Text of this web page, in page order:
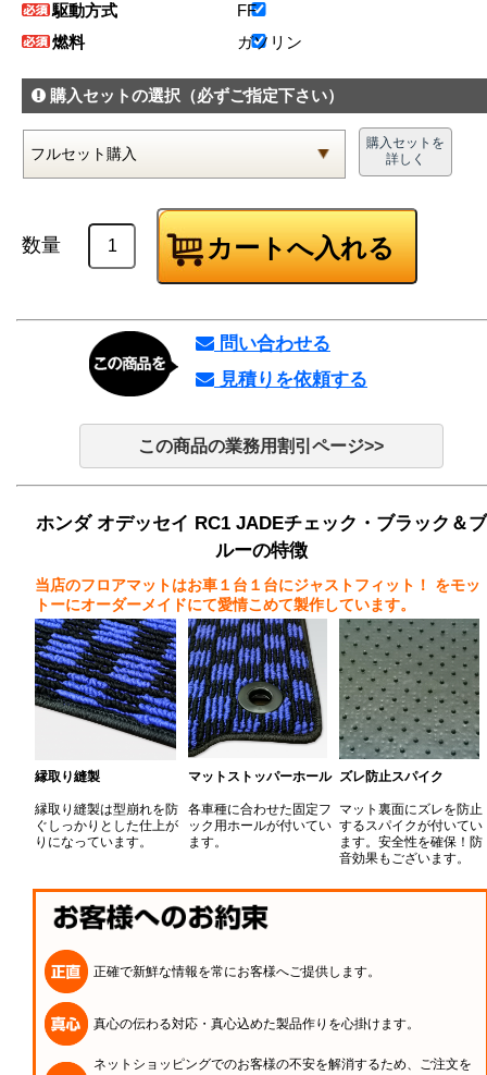
駆動方式
FF
燃料
ガソリン
購入セットの選択 （必ずご指定下さい）
購入セットを
詳しく
数量
問い合わせる
見積りを依頼する
この商品の業務用割引ページ>>
ホンダ オデッセイ RC1 JADEチェック・ブラック＆ブ
ルーの特徴
当店のフロアマットはお車１台１台にジャストフィット！
をモッ
トーにオーダーメイドにて愛情こめて製作しています。
縁取り縫製
縁取り縫製は型崩れを防
ぐしっかりとした仕上が
りになっています。
マットストッパーホール
各車種に合わせた固定フ
ック用ホールが付いてい
ます。
ズレ防止スパイク
マット裏面にズレを防止
するスパイクが付いてい
ます。安全性を確保！防
音効果もございます。
正確で新鮮な情報を常にお客様へご提供します。
真心の伝わる対応・真心込めた製品作りを心掛けます。
ネットショッピングでのお客様の不安を解消するため、ご注文を